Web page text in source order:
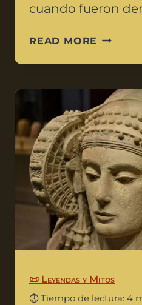
cuando fueron
READ MORE
📜 Leyendas y Mitos
⏱️ Tiempo de lectura: 4